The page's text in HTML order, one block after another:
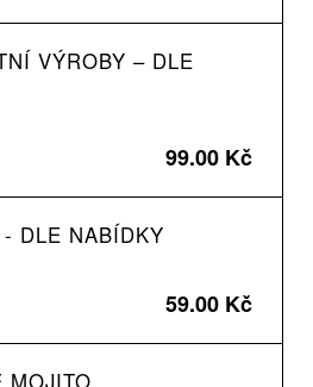
VÝROBY – DLE
99.00 Kč
DLE NABÍDKY
59.00 Kč
MOJITO